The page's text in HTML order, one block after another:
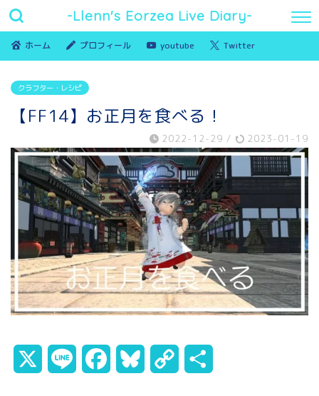
-Llenn's Eorzea Live Diary-
ホーム プロフィール youtube Twitter
クラフター・レシピ
【FF14】お正月を食べる！
2022-12-29 / 2023-01-19